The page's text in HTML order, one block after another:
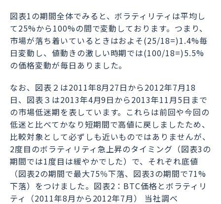
図表1の期間全体でみると、ボラティリティは平均し
て25%から100%の間で変動しております。つまり、
市場が落ち着いているときはおよそ(25/18=)1.4%毎
日変動し、値動きの激しい時期では(100/18=)5.5%
の価格変動が毎日ありました。
なお、図表２は2011年8月27日から2012年7月18
日、図表３は2013年4月9日から2013年11月5日まで
の市場低迷期を表しています。これらは前回や今回の
低迷と比べてかなり短期間で高値に戻しましたため、
比較対象として必ずしも近いものではありませんが、
2度目のボラティリティ急上昇のタイミング（図表3の
期間では1度目は緩やかでした）で、それぞれ底値
（図表2の期間で最大75％下落、図表3の期間で71%
下落）をつけました。図表2：BTC価格とボラティリ
ティ（2011年8月から2012年7月） 当社調べ